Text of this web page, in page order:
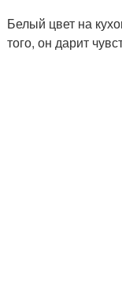
Белый цвет на
того, он дарит